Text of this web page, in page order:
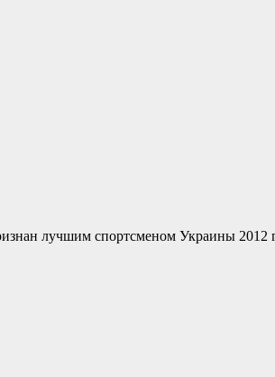
лучшим спортсменом Украины 2012